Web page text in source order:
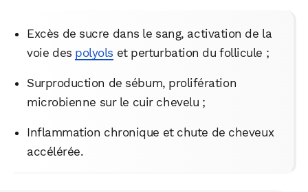
Excès de sucre dans le sang, activation de la
voie des polyols et perturbation du follicule ;
Surproduction de sébum, prolifération
microbienne sur le cuir chevelu ;
Inflammation chronique et chute de cheveux
accélérée.